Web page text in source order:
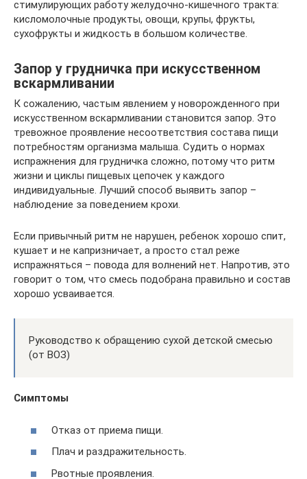
стимулирующих работу желудочно-кишечного тракта:
кисломолочные продукты, овощи, крупы, фрукты,
сухофрукты и жидкость в большом количестве.
Запор у грудничка при искусственном
вскармливании
К сожалению, частым явлением у новорожденного при
искусственном вскармливании становится запор. Это
тревожное проявление несоответствия состава пищи
потребностям организма малыша. Судить о нормах
испражнения для грудничка сложно, потому что ритм
жизни и циклы пищевых цепочек у каждого
индивидуальные. Лучший способ выявить запор –
наблюдение за поведением крохи.
Если привычный ритм не нарушен, ребенок хорошо спит,
кушает и не капризничает, а просто стал реже
испражняться – повода для волнений нет. Напротив, это
говорит о том, что смесь подобрана правильно и состав
хорошо усваивается.
Руководство к обращению сухой детской смесью
(от ВОЗ)
Симптомы
Отказ от приема пищи.
Плач и раздражительность.
Рвотные проявления.